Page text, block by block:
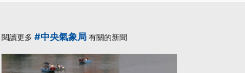
閱讀更多 #中央氣象局 有關的新聞